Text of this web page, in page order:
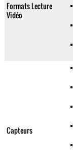
Formats Lecture
Vidéo
Capteurs